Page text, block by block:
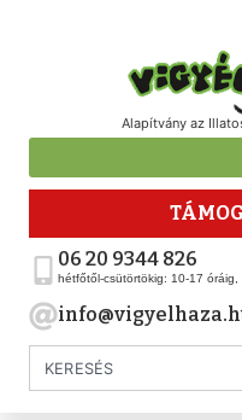
Alapítvány az
06 20 9344 826
hétfőtől-csütörtökig: 10-17